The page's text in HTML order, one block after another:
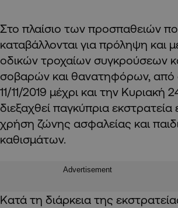
Στο πλαίσιο των προσπαθειών
καταβάλλονται για πρόληψη και
οδικών τροχαίων συγκρούσεων
σοβαρών και θανατηφόρων, από
11/11/2019 μέχρι και την Κυριακή
διεξαχθεί παγκύπρια εκστρατεία
χρήση ζώνης ασφαλείας και
καθισμάτων.
Advertisement
Κατά τη διάρκεια της